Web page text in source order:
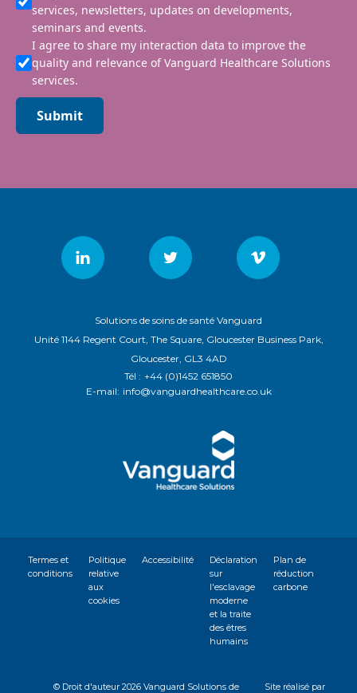
services, newsletters, updates on developments,
seminars and events.
I agree to share my interaction data to improve the
quality and relevance of Vanguard Healthcare Solutions
services.
Submit
Solutions de soins de santé Vanguard
Unité 1144 Regent Court, The Square, Gloucester Business Park,
Gloucester, GL3 4AD
Tél : +44 (0)1452 651850
E-mail: info@vanguardhealthcare.co.uk
Termes et
conditions
Politique
relative
aux
cookies
Accessibilité
Déclaration
sur
l'esclavage
moderne
et la traite
des êtres
humains
Plan de
réduction
carbone
© Droit d'auteur2026 Vanguard Solutions de Site réalisé par